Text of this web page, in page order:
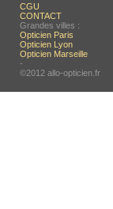
CGU
CONTACT
Grandes villes :
Opticien Paris
Opticien Lyon
Opticien Marseille
-
©2012 allo-opticien.fr